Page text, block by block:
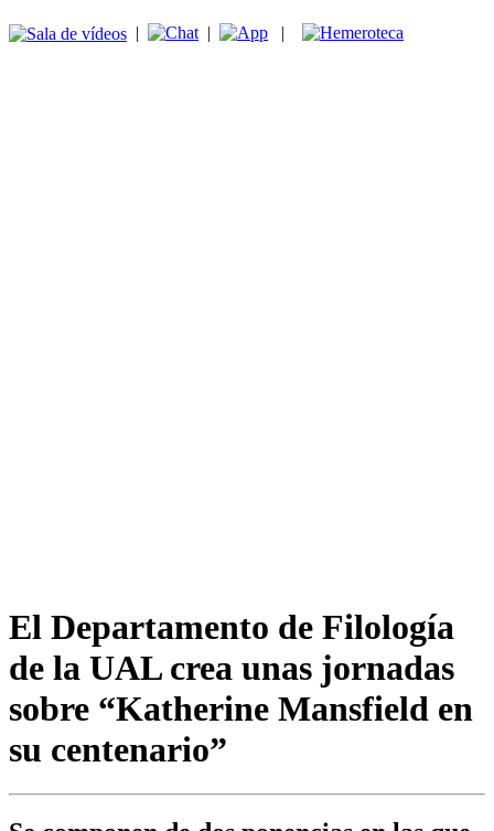
| | |
El Departamento de Filología
de la UAL crea unas jornadas
sobre “Katherine Mansfield en
su centenario”